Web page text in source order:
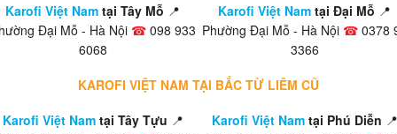
Karofi Việt Nam tại Tây Mỗ 📍
Đại Mỗ - Hà Nội ☎098 933
6068
Karofi Việt Nam tại Đại Mỗ 📍
Phường Đại Mỗ - Hà Nội ☎0378
3366
KAROFI VIỆT NAM TẠI BẮC TỪ LIÊM CŨ
Karofi Việt Namtại Tây Tựu 📍
Karofi Việt Namtại Phú Diễn 📍